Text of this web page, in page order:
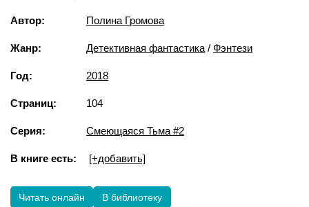
Автор: Полина Громова
Жанр: Детективная фантастика / Фэнтези
Год: 2018
Страниц: 104
Серия: Смеющаяся Тьма #2
В книге есть: [+добавить]
Читать онлайн В библиотеку